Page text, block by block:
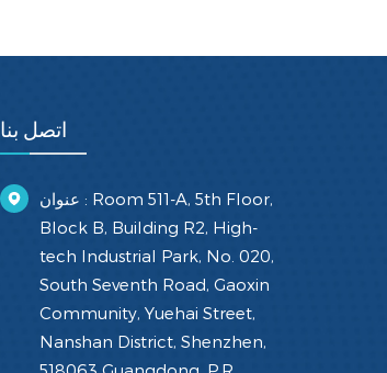
اتصل بنا
عنوان : Room 511-A, 5th Floor,
Block B, Building R2, High-
tech Industrial Park, No. 020,
South Seventh Road, Gaoxin
Community, Yuehai Street,
Nanshan District, Shenzhen,